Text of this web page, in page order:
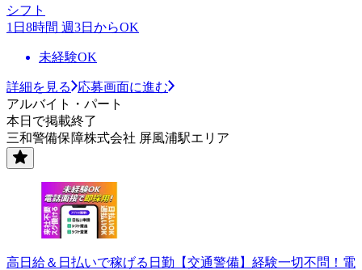
シフト
1日8時間 週3日からOK
未経験OK
詳細を見る
応募画面に進む
アルバイト・パート
本日で掲載終了
三和警備保障株式会社 屏風浦駅エリア
高日給＆日払いで稼げる日勤【交通警備】経験一切不問！電